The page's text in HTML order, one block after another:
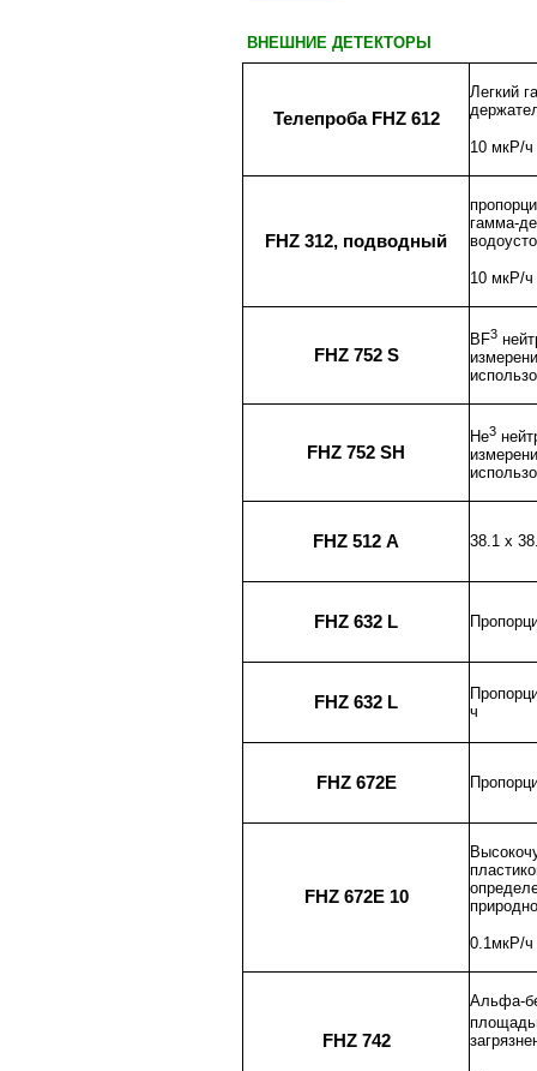
ВНЕШНИЕ ДЕТЕКТОРЫ
Телепроба FHZ 612
Легкий
10 мкР/ч
FHZ 312, подводный
гамма-
10 мкР/
FHZ 752 S
BF3
FHZ 752 SН
He3
FHZ 512 А 38.1 х
FHZ 632 L
FHZ 632 L
ч
FHZ 672Е
FHZ 672Е 10
0.1мкР/
FHZ 742
Альфа-